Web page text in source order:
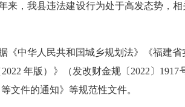
来，我县违法建设行为处于高发态势，
《中华人民共和国城乡规划法》《福建省
2022 年版）》（发改财金规〔2022〕
文件的通知》 等规范性文件。